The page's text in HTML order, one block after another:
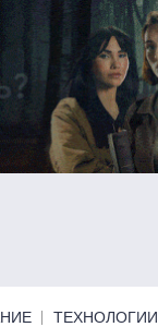
ТЕХНОЛОГИИ